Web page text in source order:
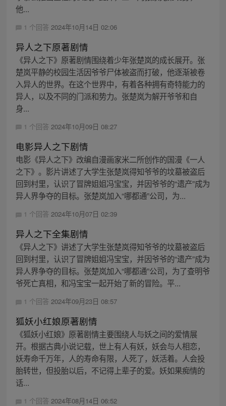
他...
1 个回答 2024年10月14日 02:06
异人之下原著剧情
《异人之下》原著剧情围绕着少年张楚岚的成长展开。张
楚岚平静的校园生活因爷爷尸体被盗而打破，他逐渐被卷
入异人的世界。在这个世界中，有着各种拥有奇特能力的
异人，以及不同的门派和势力。张楚岚为解开爷爷和自
身...
1 个回答 2024年10月09日 08:27
电影异人之下剧情
电影《异人之下》改编自漫画家米二所创作的国漫《一人
之下》。影片讲述了大学生张楚岚得知爷爷的坟墓被盗后
回到村里，认识了冒牌姐姐冯宝宝，并因爷爷的“遗产”成为
异人界争夺的目标。张楚岚加入“哪都通”公司，为...
1 个回答 2024年10月07日 02:39
异人之下全集剧情
《异人之下》讲述了大学生张楚岚得知爷爷的坟墓被盗后
回到村里，认识了冒牌姐姐冯宝宝，并因爷爷的“遗产”成为
异人界争夺的目标。张楚岚加入“哪都通”公司，为了查明爷
爷死亡真相，和冯宝宝一起开始了新的冒险。平...
1 个回答 2024年09月23日 08:57
狐妖小红娘原著剧情
《狐妖小红娘》原著剧情主要围绕人与妖之间的爱情展
开。根据古典小说记载，世上有人有妖，妖会与人相恋，
妖寿命千万年，人的寿命有限，人死了，妖活着。人会投
胎转世，但投胎以后，不记得上辈子的爱。妖如果痴情的
话...
1 个回答 2024年08月14日 06:52